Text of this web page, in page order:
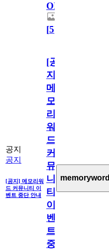
OPEN!
[5]
공지
공지
[공지] 메모리워
드 커뮤니티 이
벤트 중단 안내
[공
지]
메
모
리
워
드
커
뮤
니
티
이
벤
트
중
memoryword